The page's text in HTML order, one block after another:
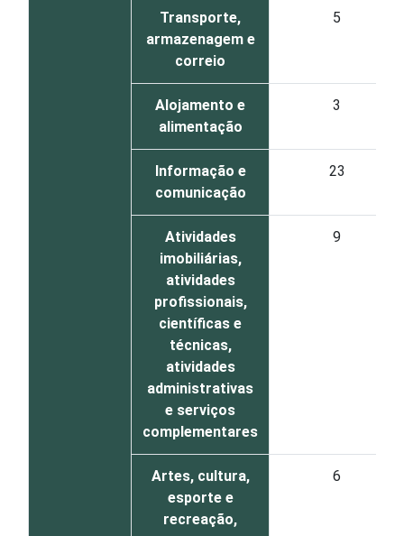
Transporte,
armazenagem e
correio
5
Alojamento e
alimentação
3
Informação e
comunicação
23
Atividades
imobiliárias,
atividades
profissionais,
científicas e
técnicas,
atividades
administrativas
e serviços
complementares
9
Artes, cultura,
esporte e
recreação,
6